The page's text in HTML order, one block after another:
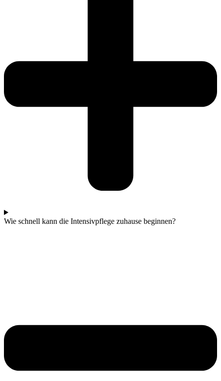
Wie schnell kann die Intensivpflege zuhause beginnen?